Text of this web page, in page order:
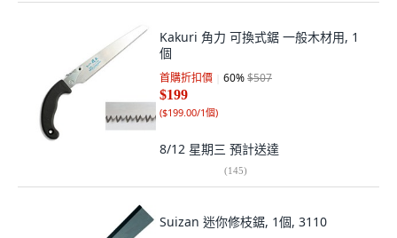
Kakuri 角力 可換式鋸 一般木材用, 1
個
首購折扣價 60%$507
$199
($199.00/1個)
8/12 星期三 預計送達
(145)
Suizan 迷你修枝鋸, 1個, 3110